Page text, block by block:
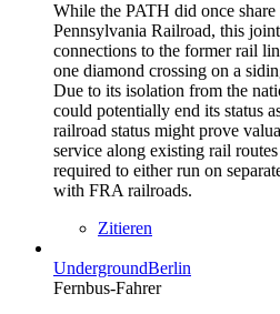
While the PATH did once
Pennsylvania Railroad, this
connections to the former rail
one diamond crossing on a
Due to its isolation from the
could potentially end its status
railroad status might prove
service along existing rail
required to either run on
with FRA railroads.
Zitieren
UndergroundBerlin
Fernbus-Fahrer